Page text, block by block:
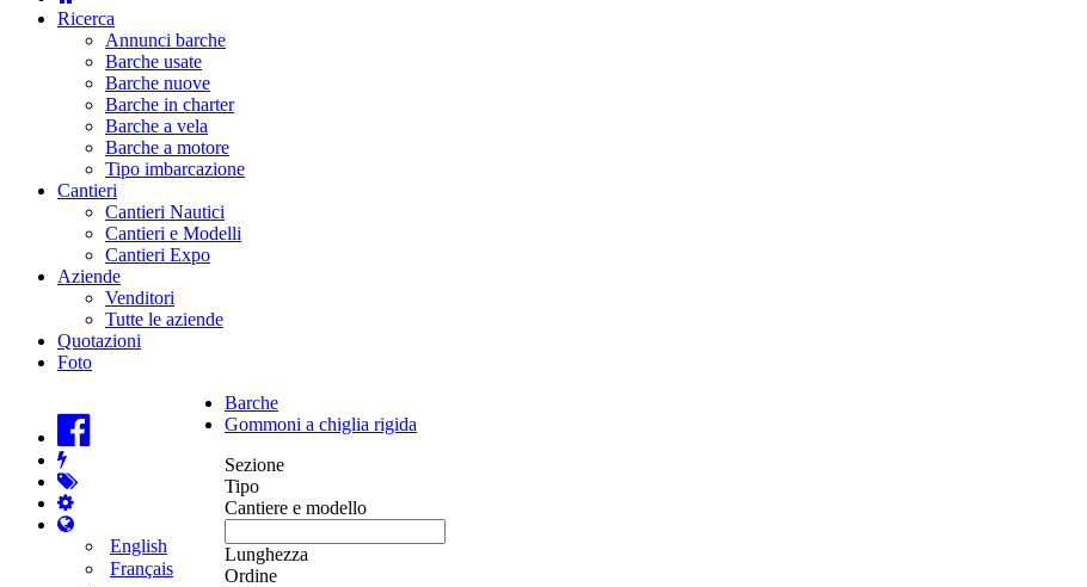
Ricerca
Annunci barche
Barche usate
Barche nuove
Barche in charter
Barche a vela
Barche a motore
Tipo imbarcazione
Cantieri
Cantieri Nautici
Cantieri e Modelli
Cantieri Expo
Aziende
Venditori
Tutte le aziende
Quotazioni
Foto
English
Français
Barche
Gommoni a chiglia rigida
Sezione
Tipo
Cantiere e modello
Lunghezza
Ordine